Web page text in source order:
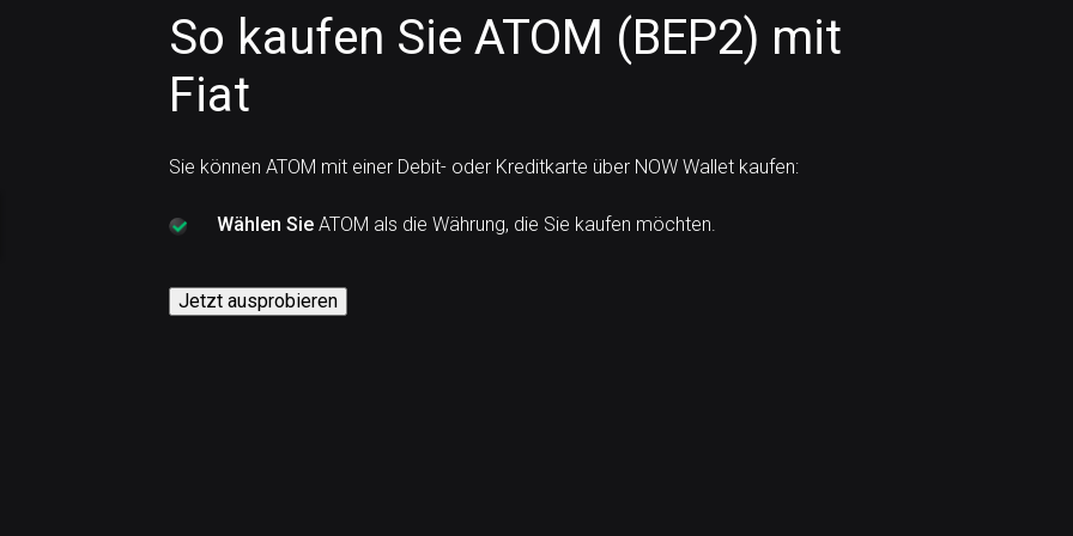
So kaufen Sie ATOM (BEP2) mit
Fiat
Sie können ATOM mit einer Debit- oder Kreditkarte über NOW Wallet kaufen:
Wählen SieATOM als die Währung, die Sie kaufen möchten.
Jetzt ausprobieren